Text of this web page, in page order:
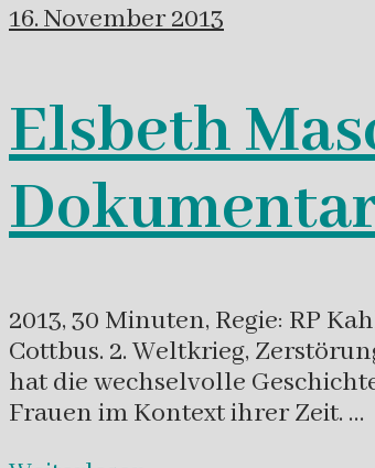
16. November 2013
Elsbeth
2013, 30 Minuten, Regie: RP
Cottbus. 2. Weltkrieg,
hat die wechselvolle
Frauen im Kontext ihrer Zeit. …